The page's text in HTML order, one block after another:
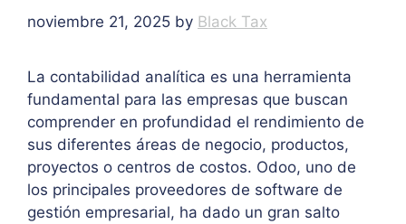
noviembre 21, 2025 by Black Tax
La contabilidad analítica es una herramienta
fundamental para las empresas que buscan
comprender en profundidad el rendimiento de
sus diferentes áreas de negocio, productos,
proyectos o centros de costos. Odoo, uno de
los principales proveedores de software de
gestión empresarial, ha dado un gran salto